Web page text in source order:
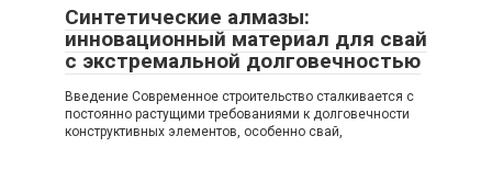
Синтетические алмазы:
инновационный материал для свай
с экстремальной долговечностью
Введение Современное строительство сталкивается с
постоянно растущими требованиями к долговечности
конструктивных элементов, особенно свай,